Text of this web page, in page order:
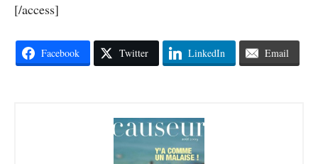
[/access]
Facebook Twitter LinkedIn Email